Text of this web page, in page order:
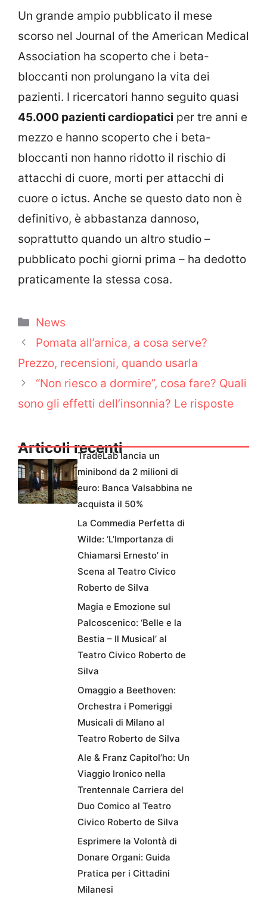
Un grande ampio pubblicato il mese
scorso nel Journal of the American Medical
Association ha scoperto che i beta-
bloccanti non prolungano la vita dei
pazienti. I ricercatori hanno seguito quasi
45.000 pazienti cardiopatici per tre anni e
mezzo e hanno scoperto che i beta-
bloccanti non hanno ridotto il rischio di
attacchi di cuore, morti per attacchi di
cuore o ictus. Anche se questo dato non è
definitivo, è abbastanza dannoso,
soprattutto quando un altro studio –
pubblicato pochi giorni prima – ha dedotto
praticamente la stessa cosa.
Categorie
News
Pomata all’arnica, a cosa serve?
Prezzo, recensioni, quando usarla
“Non riesco a dormire”, cosa fare? Quali
sono gli effetti dell’insonnia? Le risposte
Articoli recenti
TradeLab lancia un
minibond da 2 milioni di
euro: Banca Valsabbina ne
acquista il 50%
La Commedia Perfetta di
Wilde: ‘L’Importanza di
Chiamarsi Ernesto’ in
Scena al Teatro Civico
Roberto de Silva
Magia e Emozione sul
Palcoscenico: ‘Belle e la
Bestia – Il Musical’ al
Teatro Civico Roberto de
Silva
Omaggio a Beethoven:
Orchestra i Pomeriggi
Musicali di Milano al
Teatro Roberto de Silva
Ale & Franz Capitol’ho: Un
Viaggio Ironico nella
Trentennale Carriera del
Duo Comico al Teatro
Civico Roberto de Silva
Esprimere la Volontà di
Donare Organi: Guida
Pratica per i Cittadini
Milanesi